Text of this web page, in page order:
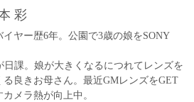
彩
イヤー歴6年。公園で3歳の娘をSONY
日課。娘が大きくなるにつれてレンズを
る良きお母さん。最近GMレンズをGET
メラ熱が向上中。